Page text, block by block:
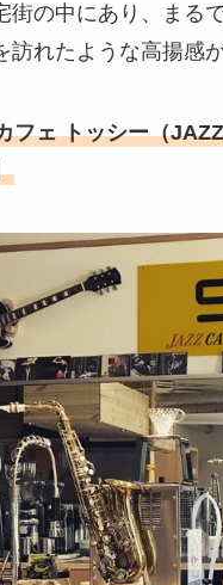
街の中にあり、まる
訪れたような高揚感
フェ トッシー（